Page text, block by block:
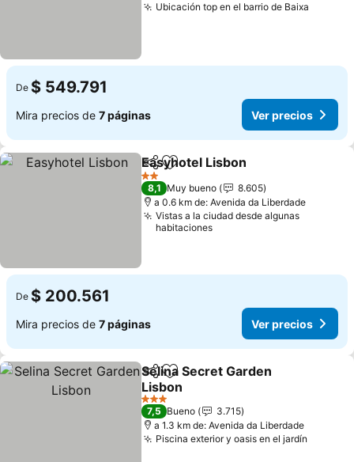
Ubicación top en el barrio de Baixa
De $ 549.791
Mira precios de 7 páginas Ver precios
CompartirAgregar a favoritos
Easyhotel Lisbon
2 Estrellas
8,1 Muy bueno
8.605
a 0.6 km de: Avenida da Liberdade
Vistas a la ciudad desde algunas
habitaciones
De $ 200.561
Mira precios de 7 páginas Ver precios
CompartirAgregar a favoritos
Selina Secret Garden
Lisbon
3 Estrellas
7,5 Bueno
3.715
a 1.3 km de: Avenida da Liberdade
Piscina exterior y oasis en el jardín